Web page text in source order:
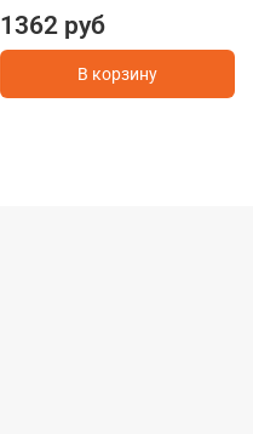
1362 руб
В корзину